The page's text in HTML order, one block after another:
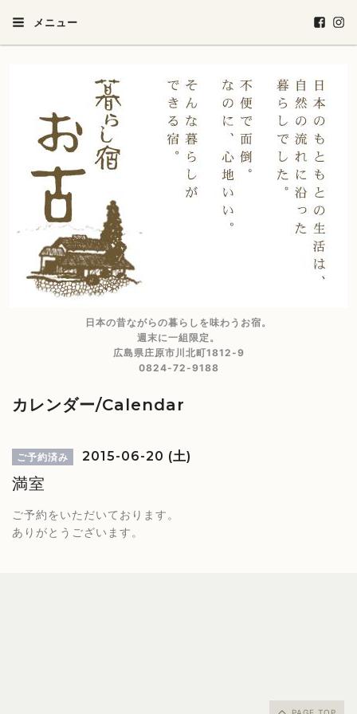
メニュー
日本の昔ながらの暮らしを味わうお宿。
週末に一組限定。
広島県庄原市川北町1812-9
0824-72-9188
カレンダー/Calendar
ご予約済み 2015-06-20 (土)
満室
ご予約をいただいております。
ありがとうございます。